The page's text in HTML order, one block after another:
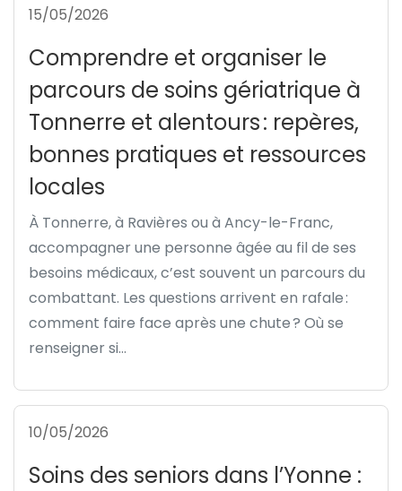
15/05/2026
Comprendre et organiser le
parcours de soins gériatrique à
Tonnerre et alentours : repères,
bonnes pratiques et ressources
locales
À Tonnerre, à Ravières ou à Ancy-le-Franc,
accompagner une personne âgée au fil de ses
besoins médicaux, c’est souvent un parcours du
combattant. Les questions arrivent en rafale :
comment faire face après une chute ? Où se
renseigner si...
10/05/2026
Soins des seniors dans l’Yonne :